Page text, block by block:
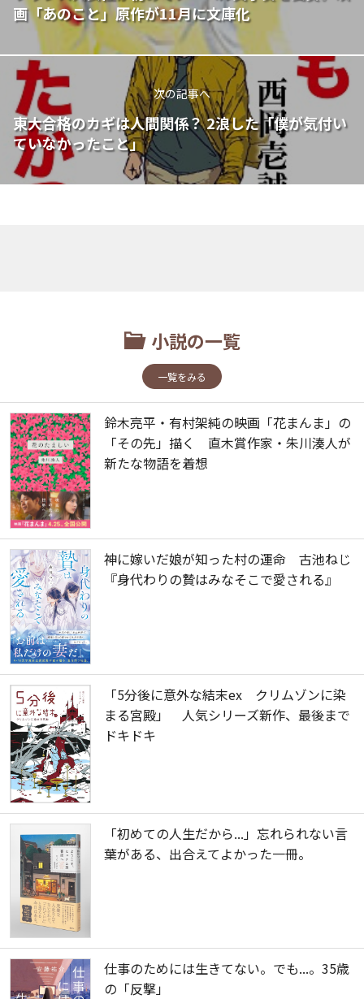
画「あのこと」原作が11月に文庫化
次の記事へ
東大合格のカギは人間関係？ 2浪した「僕が気付い
ていなかったこと」
小説の一覧
一覧をみる
鈴木亮平・有村架純の映画「花まんま」の
「その先」描く 直木賞作家・朱川湊人が
新たな物語を着想
神に嫁いだ娘が知った村の運命 古池ねじ
『身代わりの贄はみなそこで愛される』
「5分後に意外な結末ex クリムゾンに染
まる宮殿」 人気シリーズ新作、最後まで
ドキドキ
「初めての人生だから...」忘れられない言
葉がある、出合えてよかった一冊。
仕事のためには生きてない。でも...。35歳
の「反撃」